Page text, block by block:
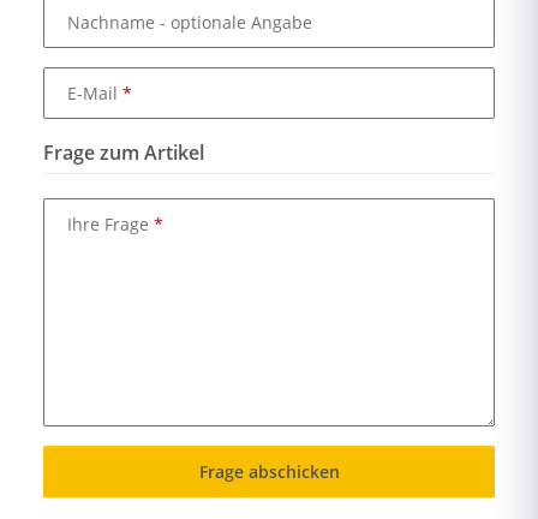
Nachname - optionale Angabe
E-Mail
Frage zum Artikel
Ihre Frage
Frage abschicken